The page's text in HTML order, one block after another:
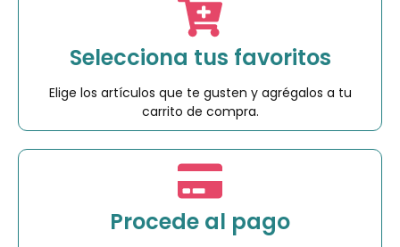
Selecciona tus favoritos
Elige los artículos que te gusten y agrégalos a tu
carrito de compra.
Procede al pago